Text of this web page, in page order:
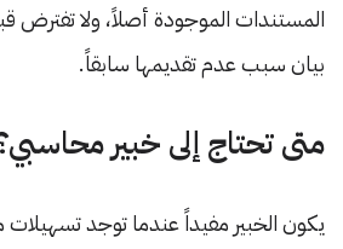
المستندات الموجودة أصلاً، ولا تفترض
بيان سبب عدم تقديمها سابقاً.
متى تحتاج إلى خبير
يكون الخبير مفيداً عندما توجد